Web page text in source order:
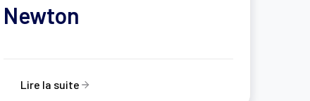
Newton
Lire la suite